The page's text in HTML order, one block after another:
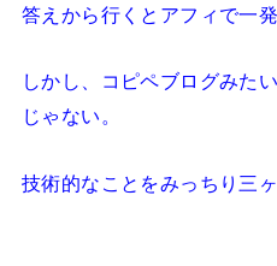
答えから行くとアフィで一
しかし、コピペブログみた
じゃない。
技術的なことをみっちり三